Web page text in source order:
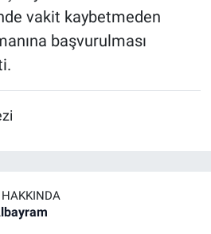
vakit kaybetmeden
başvurulması
HAKKINDA